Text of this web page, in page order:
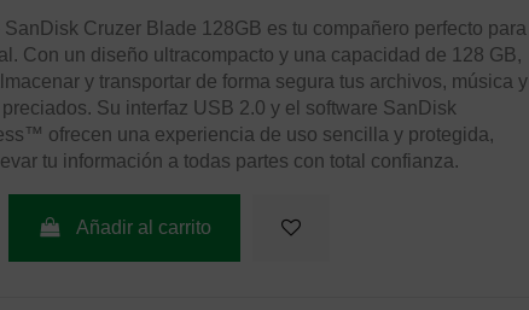
SanDisk Cruzer Blade 128GB es tu compañero perfecto para
Con un diseño ultracompacto y una capacidad de 128 GB,
y transportar de forma segura tus archivos, música y
Su interfaz USB 2.0 y el software SanDisk
ofrecen una experiencia de uso sencilla y protegida,
tu información a todas partes con total confianza.
Añadir al carrito